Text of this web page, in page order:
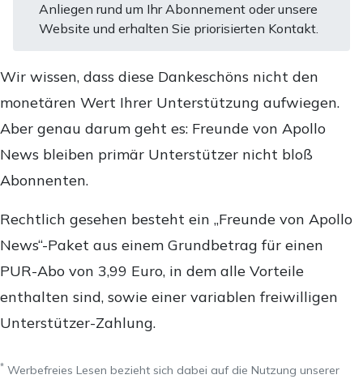
Anliegen rund um Ihr Abonnement oder unsere
Website und erhalten Sie priorisierten Kontakt.
Wir wissen, dass diese Dankeschöns nicht den
monetären Wert Ihrer Unterstützung aufwiegen.
Aber genau darum geht es: Freunde von Apollo
News bleiben primär Unterstützer nicht bloß
Abonnenten.
Rechtlich gesehen besteht ein „Freunde von Apollo
News“-Paket aus einem Grundbetrag für einen
PUR-Abo von 3,99 Euro, in dem alle Vorteile
enthalten sind, sowie einer variablen freiwilligen
Unterstützer-Zahlung.
* Werbefreies Lesen bezieht sich dabei auf die Nutzung unserer